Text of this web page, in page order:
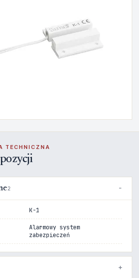
TECHNICZNA
2
K-1
Alarmowy system
zabezpieczeń